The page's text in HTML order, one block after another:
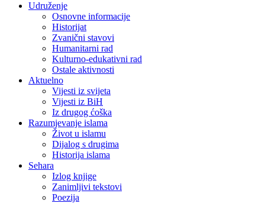
Udruženje
Osnovne informacije
Historijat
Zvanični stavovi
Humanitarni rad
Kulturno-edukativni rad
Ostale aktivnosti
Aktuelno
Vijesti iz svijeta
Vijesti iz BiH
Iz drugog ćoška
Razumjevanje islama
Život u islamu
Dijalog s drugima
Historija islama
Sehara
Izlog knjige
Zanimljivi tekstovi
Poezija